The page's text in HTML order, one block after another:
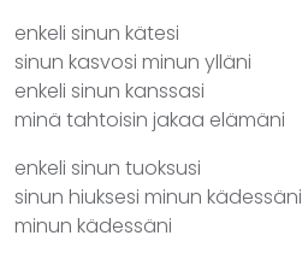
enkeli sinun kätesi
sinun kasvosi minun ylläni
enkeli sinun kanssasi
minä tahtoisin jakaa elämäni
enkeli sinun tuoksusi
sinun hiuksesi minun kädessäni
minun kädessäni